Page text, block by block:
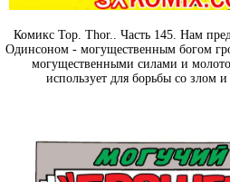
Комикс Тор. Thor.. Часть 145. Нам
Одинсоном - могущественным богом
могущественными силами и
использует для борьбы со злом